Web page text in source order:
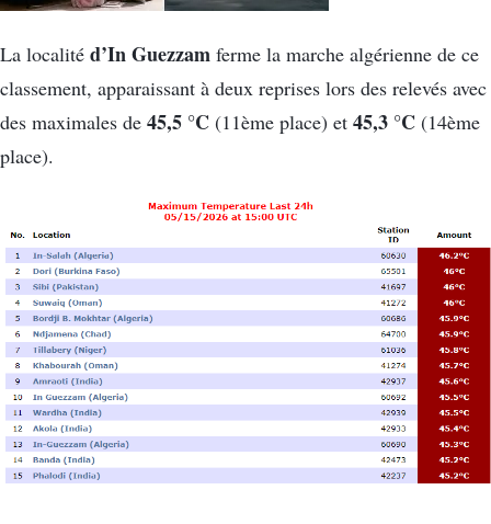
La localité d’In Guezzam ferme la marche algérienne de ce
classement, apparaissant à deux reprises lors des relevés avec
des maximales de 45,5 °C (11ème place) et 45,3 °C (14ème
place).